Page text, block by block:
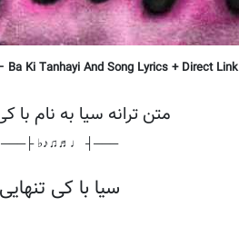
Ba Ki Tanhayi And Song Lyrics + Direct Link
متن ترانه سیا به نام با
───┤ ♩♬♫♪♭ ├───
سیا با کی تنهایی